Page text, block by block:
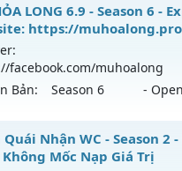
loại: Mu Nguyên bản
ICMPROTECT ✅
Mu - Starter
mới ra tháng 08 2026 -
40x - Drop: 30%
loại: Mu Nguyên bản
LONG 6.9 - Season 6 -
https://muhoalong.pro
facebook.com/muhoalong
Bản:
Season 6 -
LONG 6.9 - 🌍
Nhận WC - Season 2
Không Mốc Nạp Giá Trị